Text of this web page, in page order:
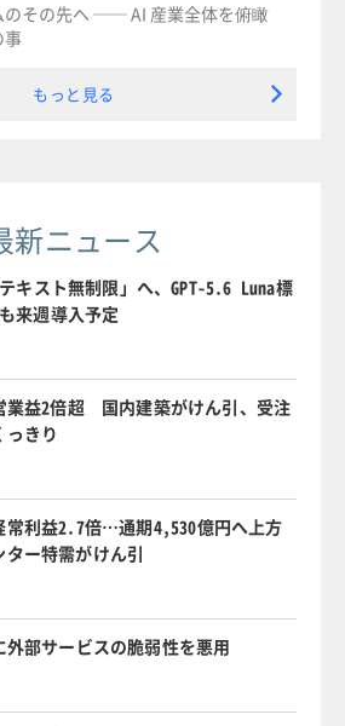
のその先へ ── AI 産業全体を俯瞰
事
もっと見る
新ニュース
キスト無制限」へ、GPT-5.6 Luna標
来週導入予定
業益2倍超 国内建築がけん引、受注
きり
常利益2.7倍…通期4,530億円へ上方
ー特需がけん引
部サービスの脆弱性を悪用